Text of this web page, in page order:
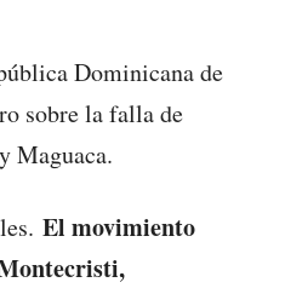
Dominicana de
sobre la falla de
Maguaca.
El movimiento